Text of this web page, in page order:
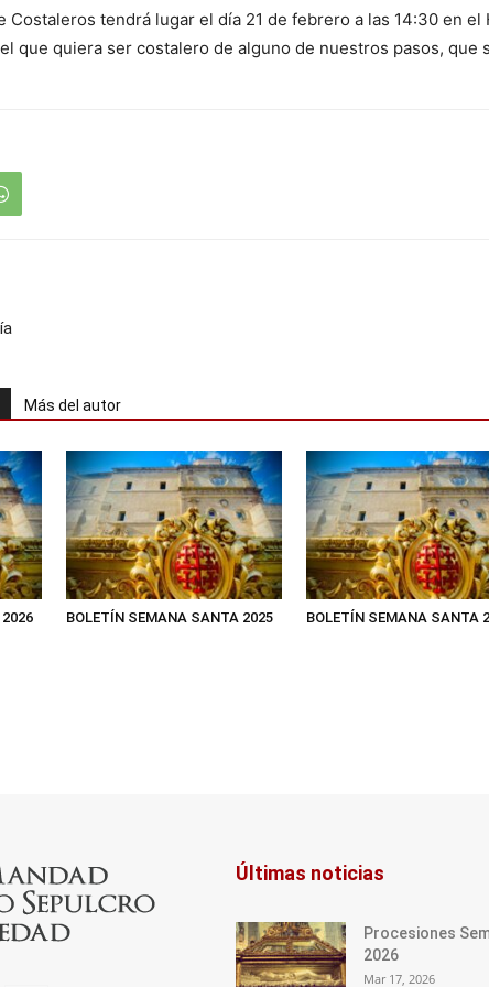
Costaleros tendrá lugar el día 21 de febrero a las 14:30 en el
que quiera ser costalero de alguno de nuestros pasos, que
Más del autor
BOLETÍN SEMANA SANTA 2025 BOLETÍN SEMANA SANTA
Últimas noticias
Procesiones
2026
Mar 17, 2026